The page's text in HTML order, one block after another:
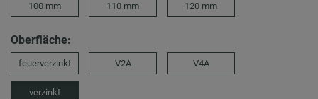
100 mm 110 mm 120 mm
Oberfläche:
feuerverzinkt V2A V4A
verzinkt